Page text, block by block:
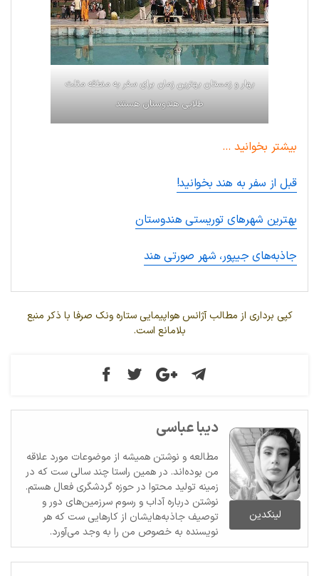
بهار و زمستان بهترین زمان برای سفر به منطقه مثلث
طلایی هندوستان هستند
بیشتر بخوانید …
قبل از سفر به هند بخوانید!
بهترین شهرهای توریستی هندوستان
جاذبه‌های جیپور، شهر صورتی هند
کپی برداری از مطالب آژانس هواپیمایی ستاره ونک صرفا با ذکر منبع
بلامانع است.
لینکدین
دیبا عباسی
مطالعه و نوشتن همیشه از موضوعات مورد علاقه
من بوده‌اند. در همین راستا چند سالی ست که در
زمینه تولید محتوا در حوزه گردشگری فعال هستم.
نوشتن درباره آداب و رسوم سرزمین‌های دور و
توصیف جاذبه‌هایشان از کارهایی ست که هر
نویسنده به خصوص من را به وجد می‌آورد.